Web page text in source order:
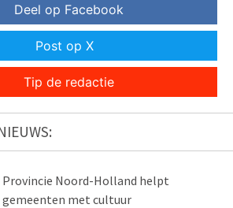
Deel op Facebook
Post op X
Tip de redactie
Provincie Noord-Holland helpt
gemeenten met cultuur